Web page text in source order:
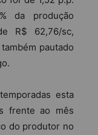
da produção
R$ 62,76/sc,
pautado
esta
frente ao mês
do produtor no